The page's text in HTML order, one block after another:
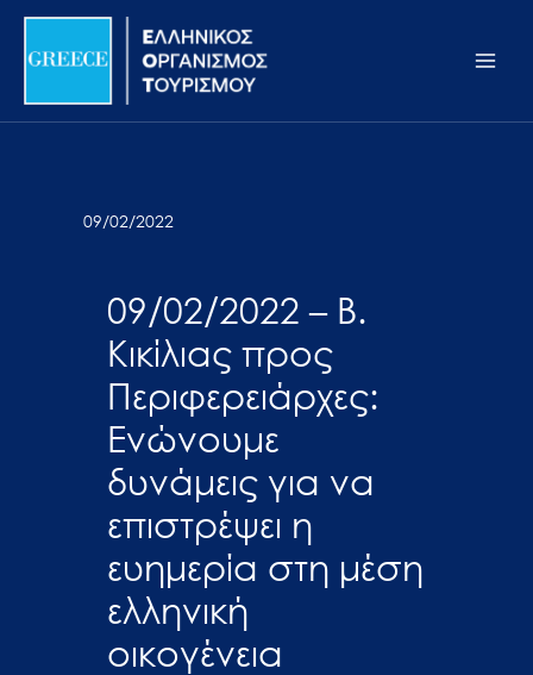
Σημείωση:
ιστότοπος
προσβασιμότητας.
Μετάβαση
περιεχόμενο
09/02/2022
09/02/2022 – Β.
Κικίλιας προς
Περιφερειάρχες:
Ενώνουμε
δυνάμεις για να
επιστρέψει η
ευημερία στη μέση
ελληνική
οικογένεια